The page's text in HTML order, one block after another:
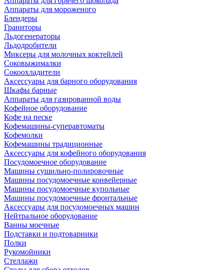
Аппараты для мороженого
Блендеры
Граниторы
Льдогенераторы
Льдодробители
Миксеры для молочных коктейлей
Соковыжималки
Сокоохладители
Аксессуары для барного оборудования
Шкафы барные
Аппараты для газированной воды
Кофейное оборудование
Кофе на песке
Кофемашины-суперавтоматы
Кофемолки
Кофемашины традиционные
Аксессуары для кофейного оборудования
Посудомоечное оборудование
Машины сушильно-полировочные
Машины посудомоечные конвейерные
Машины посудомоечные купольные
Машины посудомоечные фронтальные
Аксессуары для посудомоечных машин
Нейтральное оборудование
Ванны моечные
Подставки и подтоварники
Полки
Рукомойники
Стеллажи